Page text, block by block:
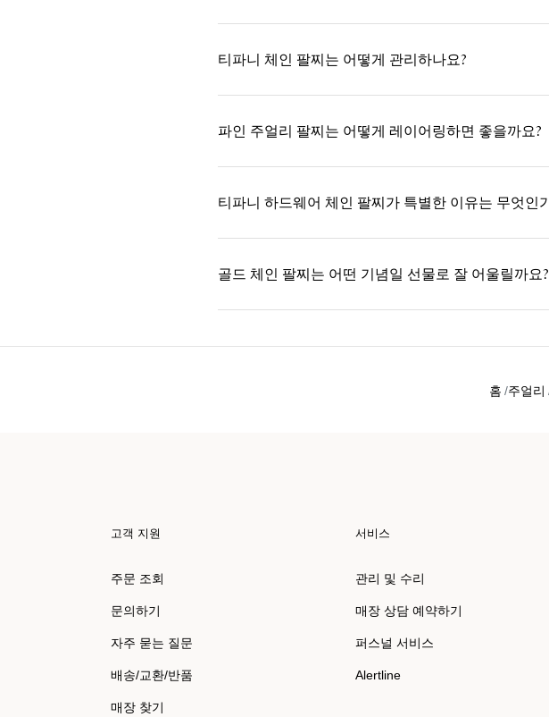
티파니 체인 팔찌는 어떻게 관리하나요?
파인 주얼리 팔찌는 어떻게 레이어링하면 좋을까요?
티파니 하드웨어 체인 팔찌가 특별한 이유는 무엇인
골드 체인 팔찌는 어떤 기념일 선물로 잘 어울릴까요?
홈 주얼리
고객 지원
주문 조회
문의하기
자주 묻는 질문
배송/교환/반품
매장 찾기
서비스
관리 및 수리
매장 상담 예약하기
퍼스널 서비스
Alertline